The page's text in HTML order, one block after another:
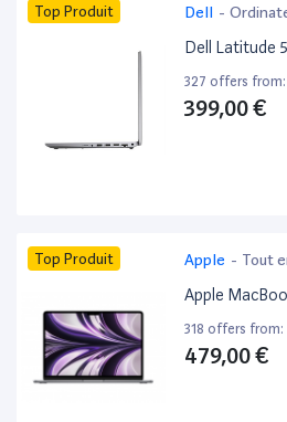
Top Produit Dell -
Dell Latitude
327 offers from:
399,00 €
Top Produit Apple - Tout
Apple
318 offers from:
479,00 €